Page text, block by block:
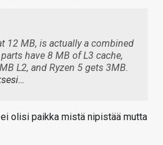
12 MB, is actually a combined
have 8 MB of L3 cache,
L2, and Ryzen 5 gets 3MB.
olisi paikka mistä nipistää mutta